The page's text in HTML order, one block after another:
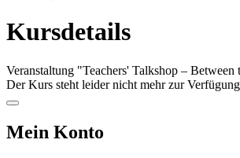
Kursdetails
Veranstaltung "Teachers' Talkshop –
Der Kurs steht leider nicht mehr zur
Mein Konto